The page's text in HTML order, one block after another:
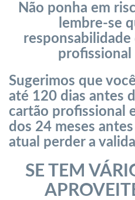
Não ponha em
lembre-se
profissional
Sugerimos que
até 120 dias antes
cartão profissional
dos 24 meses
atual perder a
SE TEM